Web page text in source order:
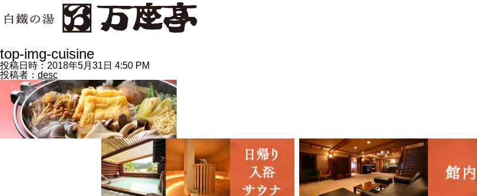
top-img-cuisine
投稿日時：2018年5月31日 4:50 PM
投稿者： desc